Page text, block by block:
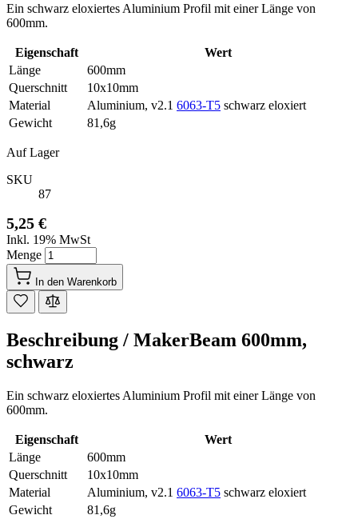
Ein schwarz eloxiertes Aluminium Profil mit einer Länge von
600mm.
Eigenschaft
Wert
Länge
600mm
Querschnitt
10x10mm
Material
Aluminium, v2.1 6063-T5 schwarz eloxiert
Gewicht
81,6g
Auf Lager
SKU
87
5,25 €
Inkl. 19% MwSt
Menge
In den Warenkorb
Beschreibung / MakerBeam 600mm,
schwarz
Ein schwarz eloxiertes Aluminium Profil mit einer Länge von
600mm.
Eigenschaft
Wert
Länge
600mm
Querschnitt
10x10mm
Material
Aluminium, v2.1 6063-T5 schwarz eloxiert
Gewicht
81,6g